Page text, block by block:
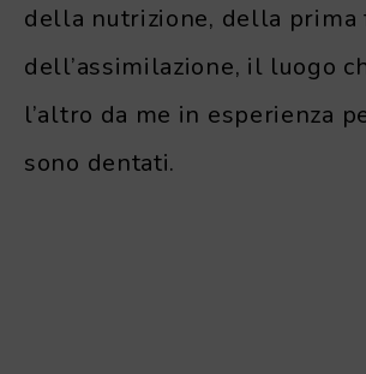
della nutrizione, della prima
dell’assimilazione, il luogo
l’altro da me in esperienza
sono dentati.